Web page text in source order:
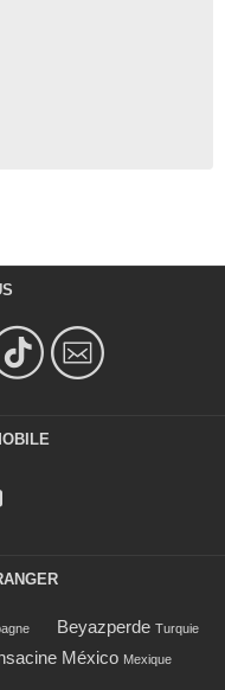
Beyazperde Turquie
México Mexique